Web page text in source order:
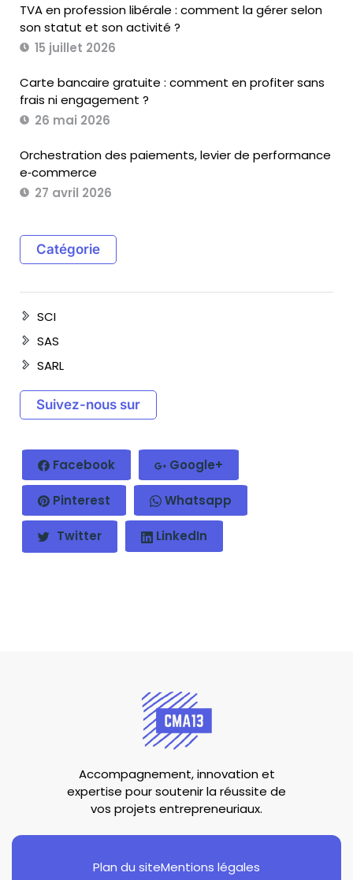
TVA en profession libérale : comment la gérer selon
son statut et son activité ?
15 juillet 2026
Carte bancaire gratuite : comment en profiter sans
frais ni engagement ?
26 mai 2026
Orchestration des paiements, levier de performance
e‑commerce
27 avril 2026
Catégorie
SCI
SAS
SARL
Suivez-nous sur
Facebook Google+
Pinterest Whatsapp
Twitter LinkedIn
Accompagnement, innovation et
expertise pour soutenir la réussite de
vos projets entrepreneuriaux.
Plan du siteMentions légales